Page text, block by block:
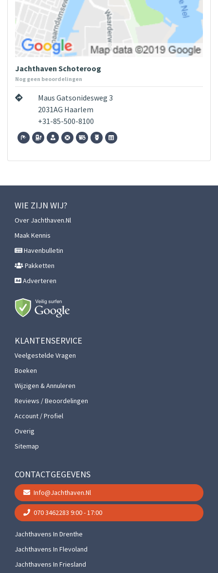
Jachthaven Schoteroog
Nog geen beoordelingen
Maus Gatsonidesweg 3
2031AG Haarlem
+31-85-500-8100
WIE ZIJN WIJ?
Over Jachthaven.nl
Maak Kennis
Havenbulletin
Pakketten
Adverteren
KLANTENSERVICE
Veelgestelde Vragen
Boeken
Wijzigen & Annuleren
Reviews / Beoordelingen
Account / Profiel
Overig
Sitemap
CONTACTGEGEVENS
Info@jachthaven.nl
070 3462283 9:00 - 17:00
Jachthavens In Drenthe
Jachthavens In Flevoland
Jachthavens In Friesland